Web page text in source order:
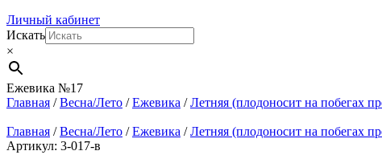
Личный кабинет
Искать
×
Ежевика №17
Главная /Весна/Лето /Ежевика /Летняя (плодоносит на побегах
Главная /Весна/Лето /Ежевика /Летняя (плодоносит на побегах
Артикул: 3-017-в